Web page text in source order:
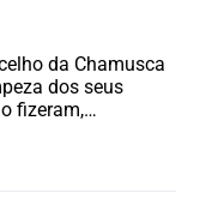
da Chamusca
dos seus
fizeram,…